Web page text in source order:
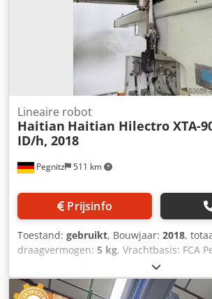
Pegnitz 511 km
Lineaire robot
Haitian Haitian Hilectro XTA-
ID/h, 2018
Prijsinfo
Toestand: gebruikt, Bouwjaar: 2018,
draagvermogen: 5 kg, Vrachtbasis: FCA
overleg Crjdpexgu S Sjfx Adwsf
100% voor overname van de machine,